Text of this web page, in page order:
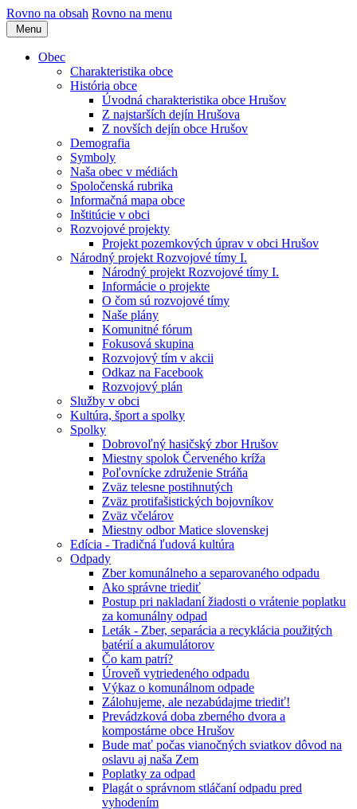
Rovno na obsah Rovno na menu
Menu
Obec
Charakteristika obce
História obce
Úvodná charakteristika obce Hrušov
Z najstarších dejín Hrušova
Z novších dejín obce Hrušov
Demografia
Symboly
Naša obec v médiách
Spoločenská rubrika
Informačná mapa obce
Inštitúcie v obci
Rozvojové projekty
Projekt pozemkových úprav v obci Hrušov
Národný projekt Rozvojové tímy I.
Národný projekt Rozvojové tímy I.
Informácie o projekte
O čom sú rozvojové tímy
Naše plány
Komunitné fórum
Fokusová skupina
Rozvojový tím v akcii
Odkaz na Facebook
Rozvojový plán
Služby v obci
Kultúra, šport a spolky
Spolky
Dobrovoľný hasičský zbor Hrušov
Miestny spolok Červeného kríža
Poľovnícke združenie Stráňa
Zväz telesne postihnutých
Zväz protifašistických bojovníkov
Zväz včelárov
Miestny odbor Matice slovenskej
Edícia - Tradičná ľudová kultúra
Odpady
Zber komunálneho a separovaného odpadu
Ako správne triediť
Postup pri nakladaní žiadosti o vrátenie poplatku
za komunálny odpad
Leták - Zber, separácia a recyklácia použitých
batérií a akumulátorov
Čo kam patrí?
Úroveň vytriedeného odpadu
Výkaz o komunálnom odpade
Zálohujeme, ale nezabúdajme triediť!
Prevádzková doba zberného dvora a
kompostárne obce Hrušov
Bude mať počas vianočných sviatkov dôvod na
oslavu aj naša Zem
Poplatky za odpad
Plagát o správnom stláčaní odpadu pred
vyhodením